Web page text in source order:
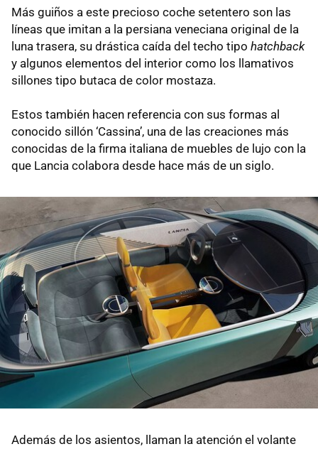
Más guiños a este precioso coche setentero son las
líneas que imitan a la persiana veneciana original de la
luna trasera, su drástica caída del techo tipo hatchback
y algunos elementos del interior como los llamativos
sillones tipo butaca de color mostaza.
Estos también hacen referencia con sus formas al
conocido sillón ‘Cassina’, una de las creaciones más
conocidas de la firma italiana de muebles de lujo con la
que Lancia colabora desde hace más de un siglo.
Además de los asientos, llaman la atención el volante